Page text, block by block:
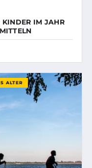
KINDER IM JAHR
ALTER